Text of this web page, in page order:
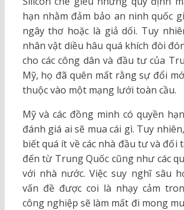
hạn nhằm đảm bảo an ninh quốc
ngây thơ hoặc là giả dối. Tuy
nhân vật diều hâu quá khích đòi
cho các công dân và đầu tư của
Mỹ, họ đã quên mất rằng sự đổi
thuộc vào một mạng lưới toàn cầu.
Mỹ và các đồng minh có quyền
đánh giá ai sẽ mua cái gì. Tuy
biết quá ít về các nhà đầu tư và đối
đến từ Trung Quốc cũng như các
với nhà nước. Việc suy nghĩ sâu
vấn đề được coi là nhạy cảm
công nghiệp sẽ làm mất đi mong